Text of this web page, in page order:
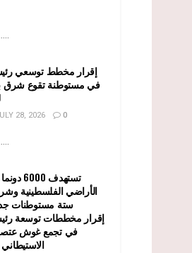
إقرار مخطط توسعي
في مستوطنة تقوع شرق
28, 2026 0
تستهدف
الأراضي الفلسطينية
ستة مستوطنات
إقرار مخططات توسعة
في تجمع غوش